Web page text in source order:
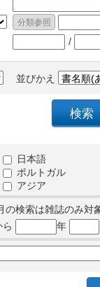
/
並びかえ
日本語
ポルトガル
アジア
の検索は雑誌のみ対
ら 年